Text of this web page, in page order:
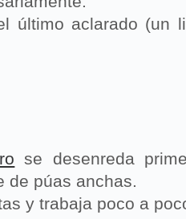
último aclarado
se desenreda
de púas anchas.
y trabaja poco a